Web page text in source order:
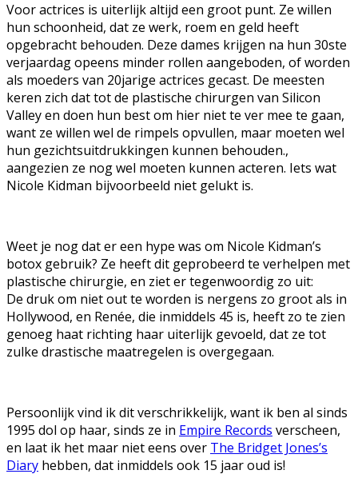
Voor actrices is uiterlijk altijd een groot punt. Ze willen
hun schoonheid, dat ze werk, roem en geld heeft
opgebracht behouden. Deze dames krijgen na hun 30ste
verjaardag opeens minder rollen aangeboden, of worden
als moeders van 20jarige actrices gecast. De meesten
keren zich dat tot de plastische chirurgen van Silicon
Valley en doen hun best om hier niet te ver mee te gaan,
want ze willen wel de rimpels opvullen, maar moeten wel
hun gezichtsuitdrukkingen kunnen behouden.,
aangezien ze nog wel moeten kunnen acteren. Iets wat
Nicole Kidman bijvoorbeeld niet gelukt is.
Weet je nog dat er een hype was om Nicole Kidman’s
botox gebruik? Ze heeft dit geprobeerd te verhelpen met
plastische chirurgie, en ziet er tegenwoordig zo uit:
De druk om niet out te worden is nergens zo groot als in
Hollywood, en Renée, die inmiddels 45 is, heeft zo te zien
genoeg haat richting haar uiterlijk gevoeld, dat ze tot
zulke drastische maatregelen is overgegaan.
Persoonlijk vind ik dit verschrikkelijk, want ik ben al sinds
1995 dol op haar, sinds ze in Empire Records verscheen,
en laat ik het maar niet eens over The Bridget Jones’s
Diary hebben, dat inmiddels ook 15 jaar oud is!